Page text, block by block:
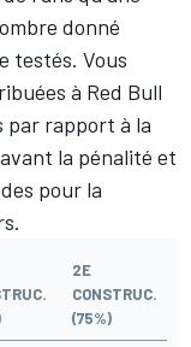
donné
testés. Vous
à Red Bull
par rapport à la
la pénalité et
pour la
2E
CONSTRUC.
(75%)